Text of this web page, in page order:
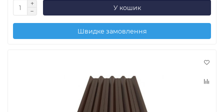
У кошик
Швидке замовлення